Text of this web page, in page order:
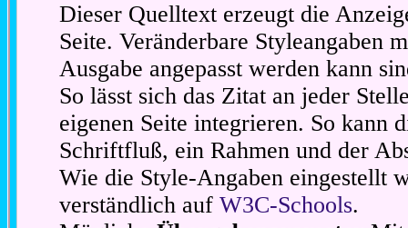
Dieser Quelltext erzeugt die
Seite. Veränderbare Styleangaben
Ausgabe angepasst werden kann
So lässt sich das Zitat an jeder
eigenen Seite integrieren. So kann
Schriftfluß, ein Rahmen und der
Wie die Style-Angaben eingestellt
verständlich aufW3C-Schools.